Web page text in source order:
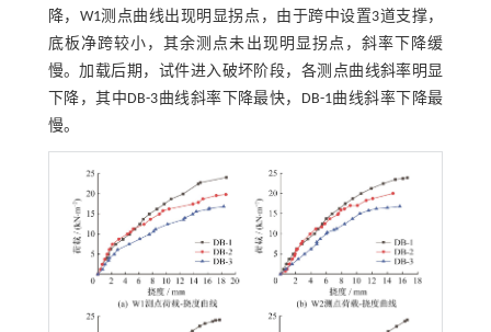
降，W1测点曲线出现明显拐点，由于跨中设置3道支撑，
底板净跨较小，其余测点未出现明显拐点，斜率下降缓
慢。加载后期，试件进入破坏阶段，各测点曲线斜率明显
下降，其中DB-3曲线斜率下降最快，DB-1曲线斜率下降最
慢。